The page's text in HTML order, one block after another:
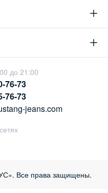
до 21:00
76-73
76-73
jeans.com
Все права защищены.